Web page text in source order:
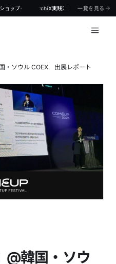
ョップ·
面で学ぶ！ArchiX実践活用セミナー＆体験ワ
一覧を見る
・ソウル COEX 出展レポート
韓国・ソウ